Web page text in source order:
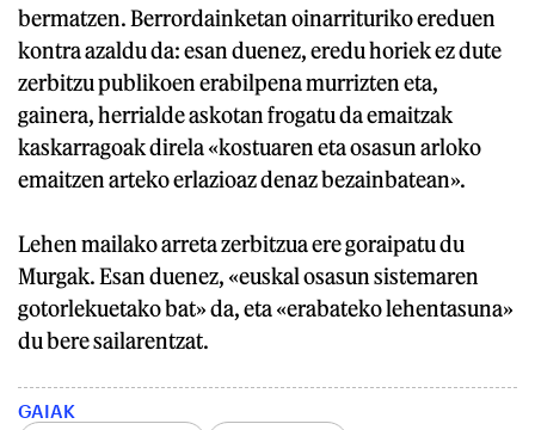
bermatzen. Berrordainketan oinarrituriko ereduen
kontra azaldu da: esan duenez, eredu horiek ez dute
zerbitzu publikoen erabilpena murrizten eta,
gainera, herrialde askotan frogatu da emaitzak
kaskarragoak direla «kostuaren eta osasun arloko
emaitzen arteko erlazioaz denaz bezainbatean».
Lehen mailako arreta zerbitzua ere goraipatu du
Murgak. Esan duenez, «euskal osasun sistemaren
gotorlekuetako bat» da, eta «erabateko lehentasuna»
du bere sailarentzat.
GAIAK